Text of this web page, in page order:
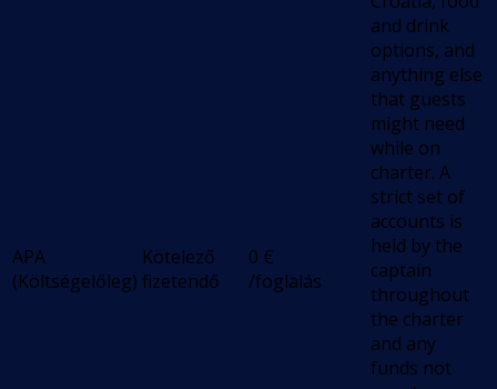
APA
(Költségelőleg)
Kötelező
fizetendő
0 €
/foglalás
and drink
options, and
anything else
that guests
might need
while on
charter. A
strict set of
accounts is
held by the
captain
throughout
the charter
and any
funds not